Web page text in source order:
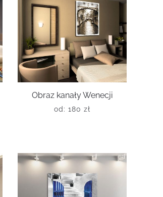
Obraz kanały Wenecji
od: 180 zł